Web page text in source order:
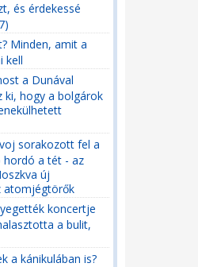
és érdekessé
Minden, amit a
kell
a Dunával
ki, hogy a bolgárok
sorakozott fel a
hordó a tét - az
új
atomjégtörők
koncertje
a bulit,
a kánikulában is?